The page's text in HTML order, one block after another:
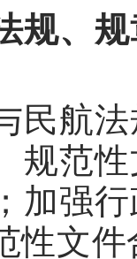
规、
民航
规范
加强
性文